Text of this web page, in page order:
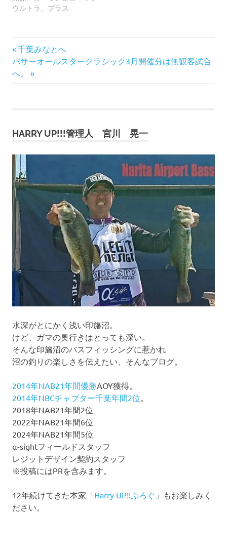
ウルトラ、プラス
投
稿
ゲ
ー
シ
ョ
ン
前
の
記
事:
千葉みなとへ
次
の
記
バサーオールスタークラシック3月開催分は無観客試合
へ。
HARRY UP!!!管理人 宮川 晃一
水深がとにかく浅い印旛沼。
けど、ガマの奥行きはとっても深い。
そんな印旛沼のバスフィッシングに惹かれ
沼の釣りの楽しさを伝えたい、そんなブログ。
2014年NAB21年間優勝AOY獲得。
2014年NBCチャプター千葉年間2位。
2018年NAB21年間2位
2022年NAB21年間6位
2024年NAB21年間5位
α-sightフィールドスタッフ
レジットデザイン契約スタッフ
※投稿にはPRを含みます。
12年続けてきた本家「Harry UP!!ぶろぐ 」もお楽しみく
ださい。